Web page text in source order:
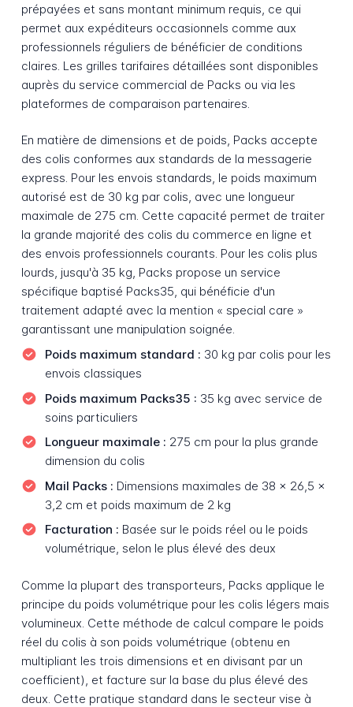
prépayées et sans montant minimum requis, ce qui
permet aux expéditeurs occasionnels comme aux
professionnels réguliers de bénéficier de conditions
claires. Les grilles tarifaires détaillées sont disponibles
auprès du service commercial de Packs ou via les
plateformes de comparaison partenaires.
En matière de dimensions et de poids, Packs accepte
des colis conformes aux standards de la messagerie
express. Pour les envois standards, le poids maximum
autorisé est de 30 kg par colis, avec une longueur
maximale de 275 cm. Cette capacité permet de traiter
la grande majorité des colis du commerce en ligne et
des envois professionnels courants. Pour les colis plus
lourds, jusqu'à 35 kg, Packs propose un service
spécifique baptisé Packs35, qui bénéficie d'un
traitement adapté avec la mention « special care »
garantissant une manipulation soignée.
Poids maximum standard : 30 kg par colis pour les
envois classiques
Poids maximum Packs35 : 35 kg avec service de
soins particuliers
Longueur maximale : 275 cm pour la plus grande
dimension du colis
Mail Packs : Dimensions maximales de 38 × 26,5 ×
3,2 cm et poids maximum de 2 kg
Facturation : Basée sur le poids réel ou le poids
volumétrique, selon le plus élevé des deux
Comme la plupart des transporteurs, Packs applique le
principe du poids volumétrique pour les colis légers mais
volumineux. Cette méthode de calcul compare le poids
réel du colis à son poids volumétrique (obtenu en
multipliant les trois dimensions et en divisant par un
coefficient), et facture sur la base du plus élevé des
deux. Cette pratique standard dans le secteur vise à